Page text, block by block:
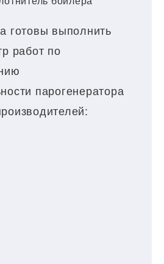
готовы выполнить
работ по
парогенератора